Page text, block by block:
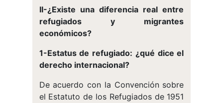
II-¿Existe una diferencia real entre
refugiados y migrantes
económicos?
1-Estatus de refugiado: ¿qué dice el
derecho internacional?
De acuerdo con la Convención sobre
el Estatuto de los Refugiados de 1951